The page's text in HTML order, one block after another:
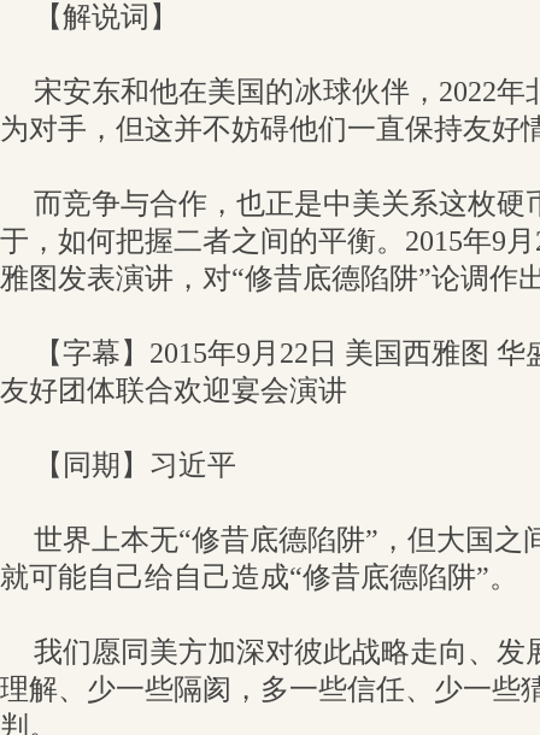
【解说词】
宋安东和他在美国的冰球伙伴，2022
为对手，但这并不妨碍他们一直保持友好
而竞争与合作，也正是中美关系这枚硬
于，如何把握二者之间的平衡。2015年9
雅图发表演讲，对“修昔底德陷阱”论调作
【字幕】2015年9月22日 美国西雅图
友好团体联合欢迎宴会演讲
【同期】习近平
世界上本无“修昔底德陷阱”，但大国之
就可能自己给自己造成“修昔底德陷阱”。
我们愿同美方加深对彼此战略走向、发
理解、少一些隔阂，多一些信任、少一些
判。